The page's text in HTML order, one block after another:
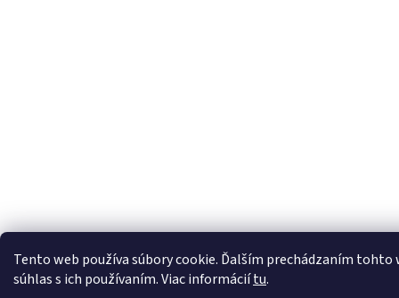
Tento web používa súbory cookie. Ďalším prechádzaním tohto
súhlas s ich používaním. Viac informáciítu.